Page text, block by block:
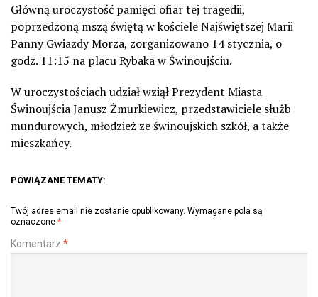
Główną uroczystość pamięci ofiar tej tragedii,
poprzedzoną mszą świętą w kościele Najświętszej Marii
Panny Gwiazdy Morza, zorganizowano 14 stycznia, o
godz. 11:15 na placu Rybaka w Świnoujściu.
W uroczystościach udział wziął Prezydent Miasta
Świnoujścia Janusz Żmurkiewicz, przedstawiciele służb
mundurowych, młodzież ze świnoujskich szkół, a także
mieszkańcy.
POWIĄZANE TEMATY:
Twój adres email nie zostanie opublikowany. Wymagane pola są
oznaczone *
Komentarz *